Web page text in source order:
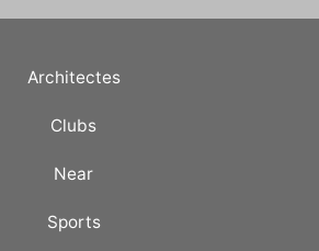
Architectes
Clubs
Near
Sports